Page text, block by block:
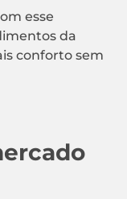
esse
da
conforto sem